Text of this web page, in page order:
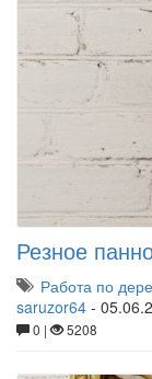
Резное
Работа по
saruzor64 -
0 | 5208